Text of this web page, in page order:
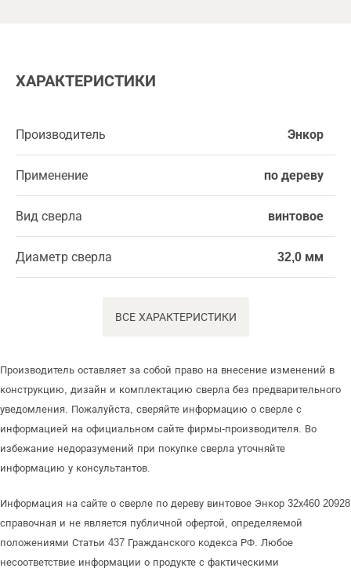
ХАРАКТЕРИСТИКИ
Производитель Энкор
Применение по дереву
Вид сверла винтовое
Диаметр сверла 32,0 мм
ВСЕ ХАРАКТЕРИСТИКИ
Производитель оставляет за собой право на внесение изменений в
конструкцию, дизайн и комплектацию сверла без предварительного
уведомления. Пожалуйста, сверяйте информацию о сверле с
информацией на официальном сайте фирмы-производителя. Во
избежание недоразумений при покупке сверла уточняйте
информацию у консультантов.
Информация на сайте о сверле по дереву винтовое Энкор 32х460 20928
справочная и не является публичной офертой, определяемой
положениями Статьи 437 Гражданского кодекса РФ. Любое
несоответствие информации о продукте с фактическими